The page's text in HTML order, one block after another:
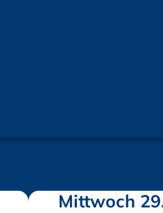
Mittwoch